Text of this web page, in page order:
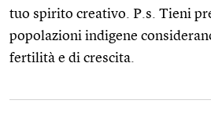
tuo spirito creativo. P.s. Tieni
popolazioni indigene
fertilità e di crescita.